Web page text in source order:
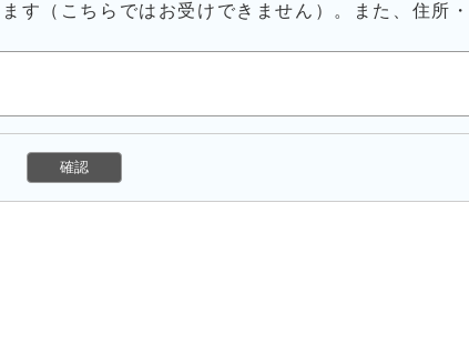
す（こちらではお受けできません）。また、住所